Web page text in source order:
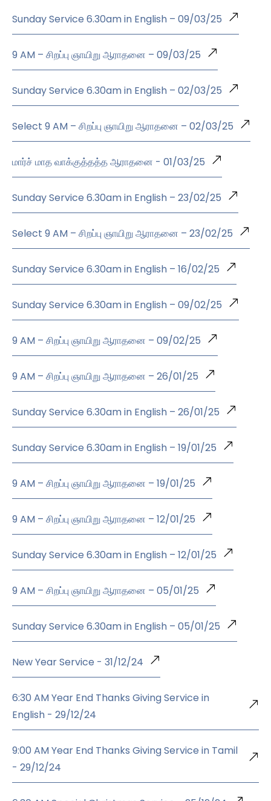
Sunday Service 6.30am in English – 09/03/25
9 AM – சிறப்பு ஞாயிறு ஆராதனை – 09/03/25
Sunday Service 6.30am in English – 02/03/25
Select 9 AM – சிறப்பு ஞாயிறு ஆராதனை – 02/03/25
மார்ச் மாத வாக்குத்தத்த ஆராதனை - 01/03/25
Sunday Service 6.30am in English – 23/02/25
Select 9 AM – சிறப்பு ஞாயிறு ஆராதனை – 23/02/25
Sunday Service 6.30am in English – 16/02/25
Sunday Service 6.30am in English – 09/02/25
9 AM – சிறப்பு ஞாயிறு ஆராதனை – 09/02/25
9 AM – சிறப்பு ஞாயிறு ஆராதனை – 26/01/25
Sunday Service 6.30am in English – 26/01/25
Sunday Service 6.30am in English – 19/01/25
9 AM – சிறப்பு ஞாயிறு ஆராதனை – 19/01/25
9 AM – சிறப்பு ஞாயிறு ஆராதனை – 12/01/25
Sunday Service 6.30am in English – 12/01/25
9 AM – சிறப்பு ஞாயிறு ஆராதனை – 05/01/25
Sunday Service 6.30am in English – 05/01/25
New Year Service - 31/12/24
6:30 AM Year End Thanks Giving Service in
English - 29/12/24
9:00 AM Year End Thanks Giving Service in Tamil
- 29/12/24